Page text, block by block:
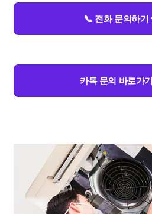
📞 전화 문의하
카톡 문의 바로가